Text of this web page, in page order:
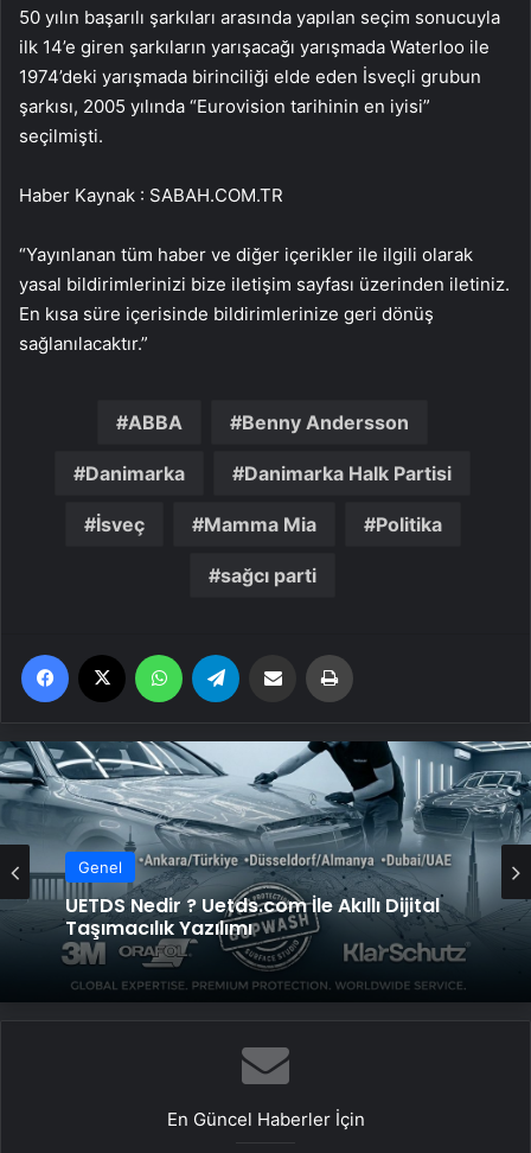
50 yılın başarılı şarkıları arasında yapılan seçim sonucuyla
ilk 14’e giren şarkıların yarışacağı yarışmada Waterloo ile
1974’deki yarışmada birinciliği elde eden İsveçli grubun
şarkısı, 2005 yılında “Eurovision tarihinin en iyisi”
seçilmişti.
Haber Kaynak : SABAH.COM.TR
“Yayınlanan tüm haber ve diğer içerikler ile ilgili olarak
yasal bildirimlerinizi bize iletişim sayfası üzerinden iletiniz.
En kısa süre içerisinde bildirimlerinize geri dönüş
sağlanılacaktır.”
ABBA Benny Andersson
Danimarka Danimarka Halk Partisi
İsveç Mamma Mia Politika
sağcı parti
Facebook WhatsApp Email'den paylaş
Genel
UETDS Nedir ? Uetds.com İle Akıllı Dijital
Taşımacılık Yazılımı
En Güncel Haberler İçin